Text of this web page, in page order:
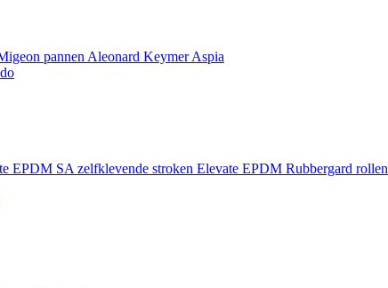
pannen Aleonard KeymerAspia
EPDM SA zelfklevende stroken Elevate EPDM Rubbergard rollen